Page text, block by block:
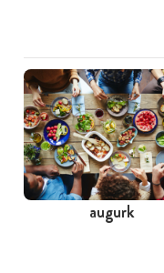
augurk